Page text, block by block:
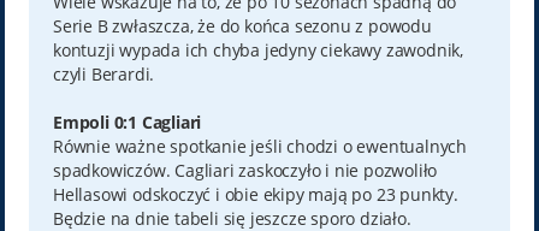
Serie B zwłaszcza, że do końca sezonu z powodu
kontuzji wypada ich chyba jedyny ciekawy zawodnik,
czyli Berardi.
Empoli 0:1 Cagliari
Równie ważne spotkanie jeśli chodzi o ewentualnych
spadkowiczów. Cagliari zaskoczyło i nie pozwoliło
Hellasowi odskoczyć i obie ekipy mają po 23 punkty.
Będzie na dnie tabeli się jeszcze sporo działo.